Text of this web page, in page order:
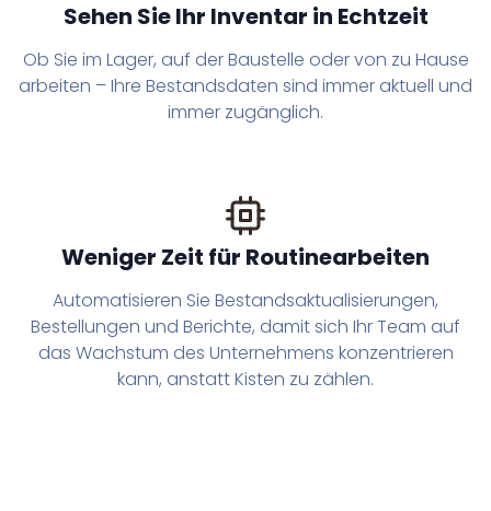
Sehen Sie Ihr Inventar in Echtzeit
Ob Sie im Lager, auf der Baustelle oder von zu Hause
arbeiten – Ihre Bestandsdaten sind immer aktuell und
immer zugänglich.
Weniger Zeit für Routinearbeiten
Automatisieren Sie Bestandsaktualisierungen,
Bestellungen und Berichte, damit sich Ihr Team auf
das Wachstum des Unternehmens konzentrieren
kann, anstatt Kisten zu zählen.